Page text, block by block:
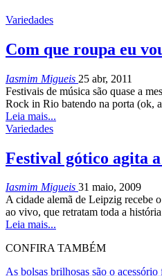
Variedades
Com que roupa eu
Iasmim Migueis 25 abr, 2011
Festivais de música são quase a
Rock in Rio batendo na porta (ok,
Leia mais...
Variedades
Festival gótico agita
Iasmim Migueis 31 maio, 2009
A cidade alemã de Leipzig recebe
ao vivo, que retratam toda a
Leia mais...
CONFIRA TAMBÉM
As bolsas brilhosas são o